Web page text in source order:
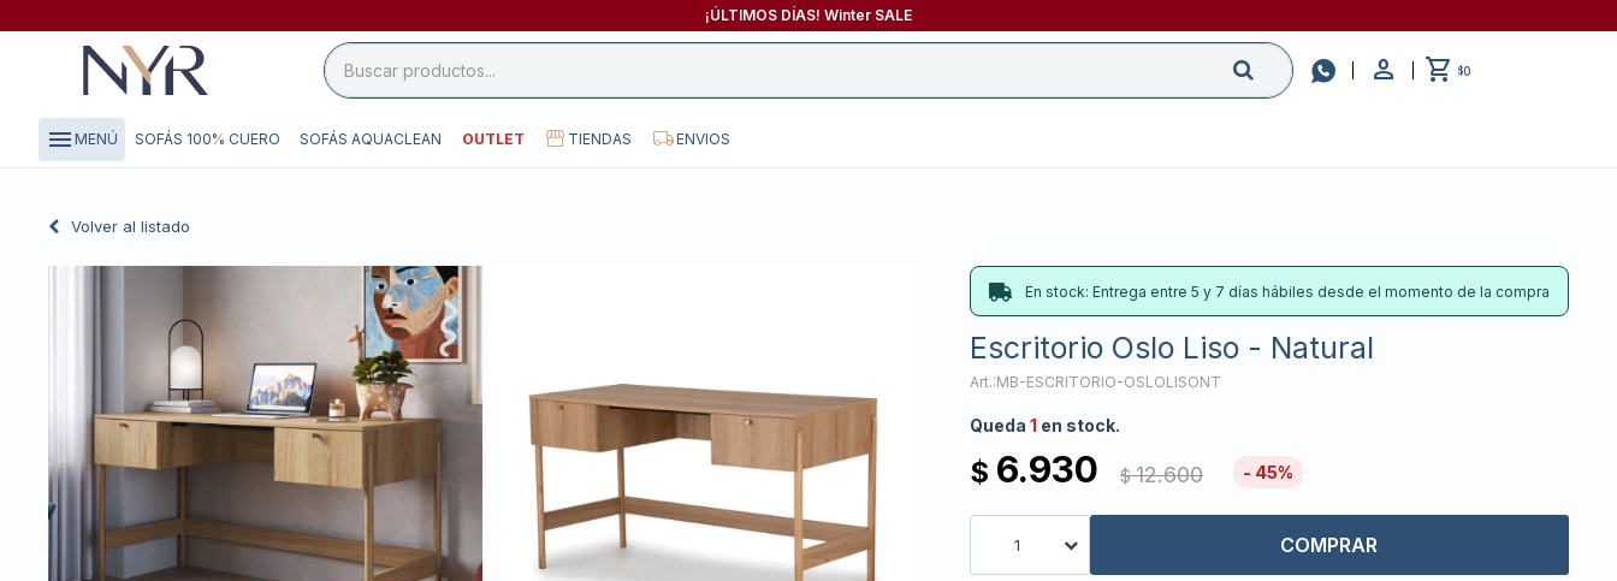
¡ÚLTIMOS DÍAS! Winter SALE
 $0
menu MENÚ SOFÁS 100% CUERO SOFÁS AQUACLEAN OUTLET TIENDAS ENVIOS
Volver al listado
En stock: Entrega entre 5 y 7 días hábiles desde el momento de la compra
Escritorio Oslo Liso - Natural
MB-ESCRITORIO-OSLOLISONT
Queda 1 en stock.
$ 6.930 $ 12.600 45
1 COMPRAR
close